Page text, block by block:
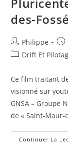
des-
Auteur/autrice
de
Philippe
PostDrift Et
Ce film traitant
visionné sur
GNSA – Groupe
de « Saint-Maur-
Continuer La